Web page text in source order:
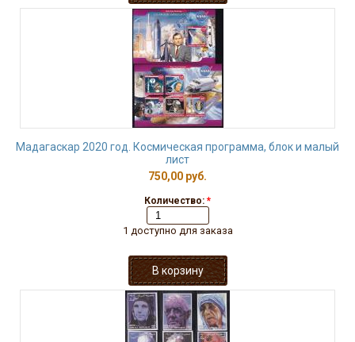
Мадагаскар 2020 год. Космическая программа, блок и малый
лист
750,00 руб.
Количество: *
1 доступно для заказа